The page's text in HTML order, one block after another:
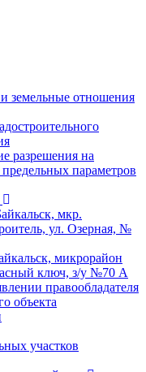
и земельные отношения
разрешения на
параметров
мкр.
ул. Озерная, №
микрорайон
ключ, з/у №70 А
правообладателя
объекта
участков